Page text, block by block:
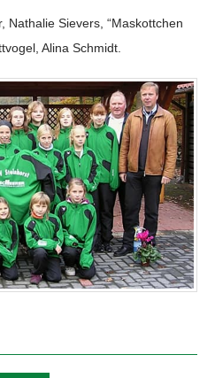
Nathalie Sievers, “Maskottchen
Alina Schmidt.